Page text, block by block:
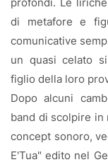
di metafore e
comunicative
un quasi celato
figlio della loro
Dopo alcuni
band di scolpire in
concept sonoro,
E'Tua" edito nel